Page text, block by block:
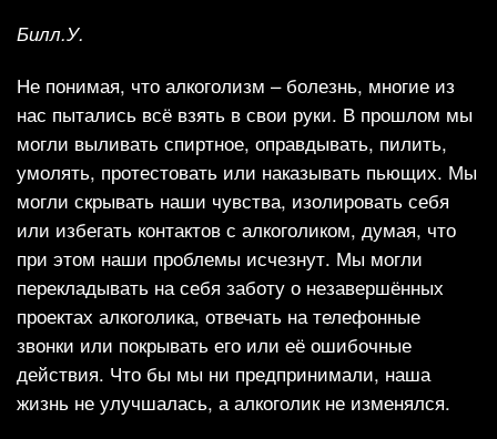
Билл.У.
Не понимая, что алкоголизм – болезнь, многие из
нас пытались всё взять в свои руки. В прошлом мы
могли выливать спиртное, оправдывать, пилить,
умолять, протестовать или наказывать пьющих. Мы
могли скрывать наши чувства, изолировать себя
или избегать контактов с алкоголиком, думая, что
при этом наши проблемы исчезнут. Мы могли
перекладывать на себя заботу о незавершённых
проектах алкоголика, отвечать на телефонные
звонки или покрывать его или её ошибочные
действия. Что бы мы ни предпринимали, наша
жизнь не улучшалась, а алкоголик не изменялся.